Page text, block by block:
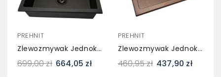
PREHNIT
Zlewozmywak Jednokomorowy ELAN Czarny + Bateria Czarna NEXX
699,00 zł 664,05 zł
PREHNIT
Zlewozmywak Jednokomorowy ELAN Brąz Metalik + Bateria NOON Brąz Metalik
460,95 zł 437,90 zł